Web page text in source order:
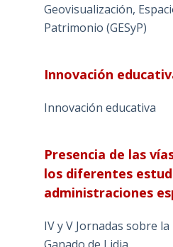
Geovisualización,
Patrimonio (GESyP)
Innovación
Innovación educativa
Presencia de las
los diferentes
administraciones
IV y V Jornadas sobre